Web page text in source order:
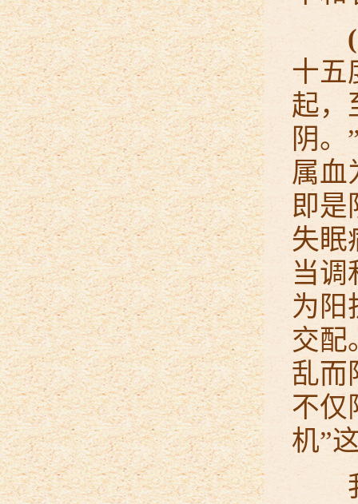
十五
起，
阴
属血
即是
失眠
当调
为阳
交配
乱
不仅
机”
我